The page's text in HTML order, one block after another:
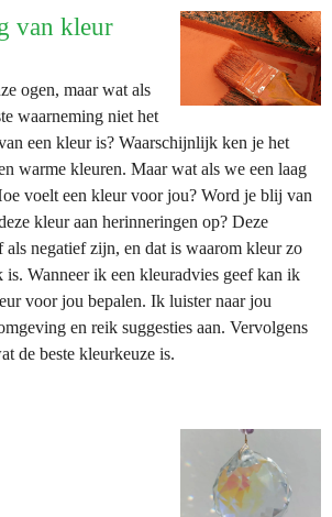
van kleur
ogen, maar wat als
waarneming niet het
een kleur is? Waarschijnlijk ken je het
warme kleuren. Maar wat als we een laag
voelt een kleur voor jou? Word je blij van
kleur aan herinneringen op? Deze
negatief zijn, en dat is waarom kleur zo
is. Wanneer ik een kleuradvies geef kan ik
voor jou bepalen. Ik luister naar jou
en reik suggesties aan. Vervolgens
de beste kleurkeuze is.